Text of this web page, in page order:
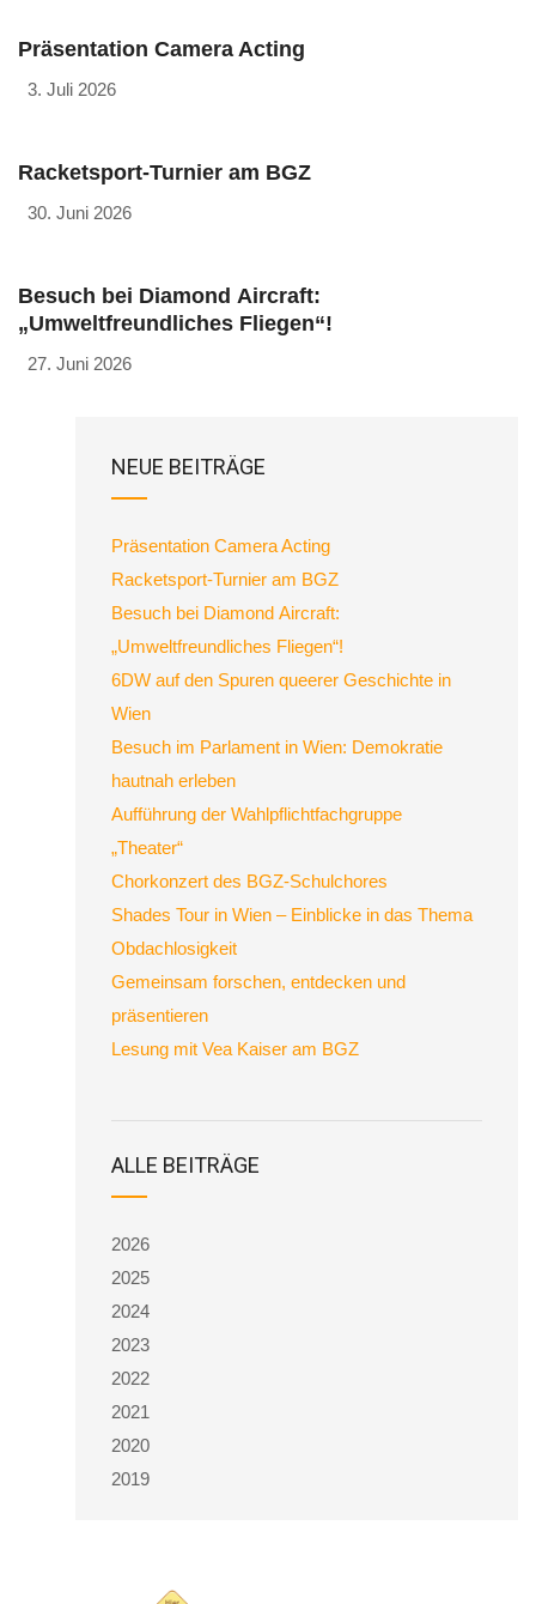
Präsentation Camera Acting
3. Juli 2026
Racketsport-Turnier am BGZ
30. Juni 2026
Besuch bei Diamond Aircraft:
„Umweltfreundliches Fliegen“!
27. Juni 2026
NEUE BEITRÄGE
Präsentation Camera Acting
Racketsport-Turnier am BGZ
Besuch bei Diamond Aircraft:
„Umweltfreundliches Fliegen“!
6DW auf den Spuren queerer Geschichte in
Wien
Besuch im Parlament in Wien: Demokratie
hautnah erleben
Aufführung der Wahlpflichtfachgruppe
„Theater“
Chorkonzert des BGZ-Schulchores
Shades Tour in Wien – Einblicke in das Thema
Obdachlosigkeit
Gemeinsam forschen, entdecken und
präsentieren
Lesung mit Vea Kaiser am BGZ
ALLE BEITRÄGE
2026
2025
2024
2023
2022
2021
2020
2019